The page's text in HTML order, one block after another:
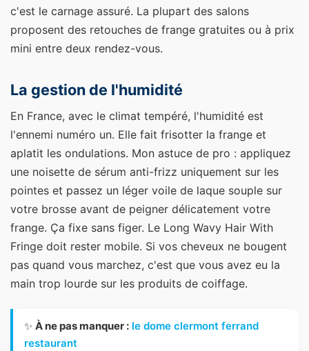
c'est le carnage assuré. La plupart des salons
proposent des retouches de frange gratuites ou à prix
mini entre deux rendez-vous.
La gestion de l'humidité
En France, avec le climat tempéré, l'humidité est
l'ennemi numéro un. Elle fait frisotter la frange et
aplatit les ondulations. Mon astuce de pro : appliquez
une noisette de sérum anti-frizz uniquement sur les
pointes et passez un léger voile de laque souple sur
votre brosse avant de peigner délicatement votre
frange. Ça fixe sans figer. Le Long Wavy Hair With
Fringe doit rester mobile. Si vos cheveux ne bougent
pas quand vous marchez, c'est que vous avez eu la
main trop lourde sur les produits de coiffage.
✨ À ne pas manquer : le dome clermont ferrand
restaurant